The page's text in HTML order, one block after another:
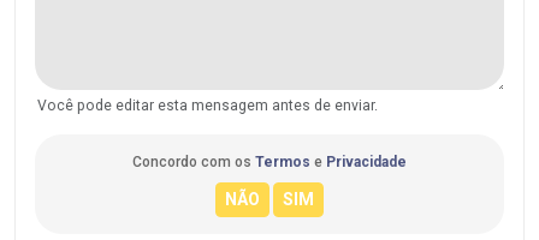
Você pode editar esta mensagem antes de enviar.
Concordo com os Termos e Privacidade